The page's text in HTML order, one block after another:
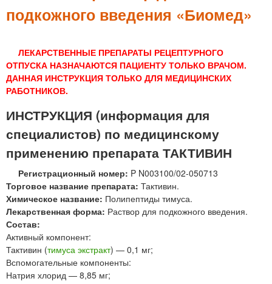
подкожного введения «Биомед»
ЛЕКАРСТВЕННЫЕ ПРЕПАРАТЫ РЕЦЕПТУРНОГО
ОТПУСКА НАЗНАЧАЮТСЯ ПАЦИЕНТУ ТОЛЬКО ВРАЧОМ.
ДАННАЯ ИНСТРУКЦИЯ ТОЛЬКО ДЛЯ МЕДИЦИНСКИХ
РАБОТНИКОВ.
ИНСТРУКЦИЯ (информация для
специалистов) по медицинскому
применению препарата ТАКТИВИН
Регистрационный номер: P N003100/02-050713
Торговое название препарата: Тактивин.
Химическое название: Полипептиды тимуса.
Лекарственная форма: Раствор для подкожного введения.
Состав:
Активный компонент:
Тактивин (тимуса экстракт) — 0,1 мг;
Вспомогательные компоненты:
Натрия хлорид — 8,85 мг;